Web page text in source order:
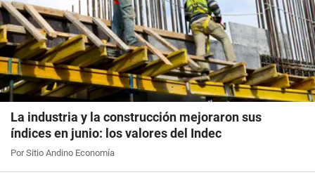
La industria y la construcción mejoraron sus
índices en junio: los valores del Indec
Por Sitio Andino Economía